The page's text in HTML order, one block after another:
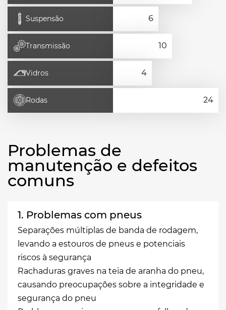
Suspensão
Transmissão
Vidros
Rodas
Problemas de
manutenção e defeitos
comuns
1. Problemas com pneus
Separações múltiplas de banda de rodagem,
levando a estouros de pneus e potenciais
riscos à segurança
Rachaduras graves na teia de aranha do pneu,
causando preocupações sobre a integridade e
segurança do pneu